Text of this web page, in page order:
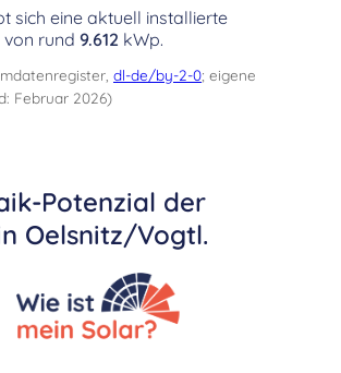
sich eine aktuell installierte
rund 9.612 kWp.
dl-de/by-2-0; eigene
Februar 2026)
Potenzial der
Oelsnitz/Vogtl.